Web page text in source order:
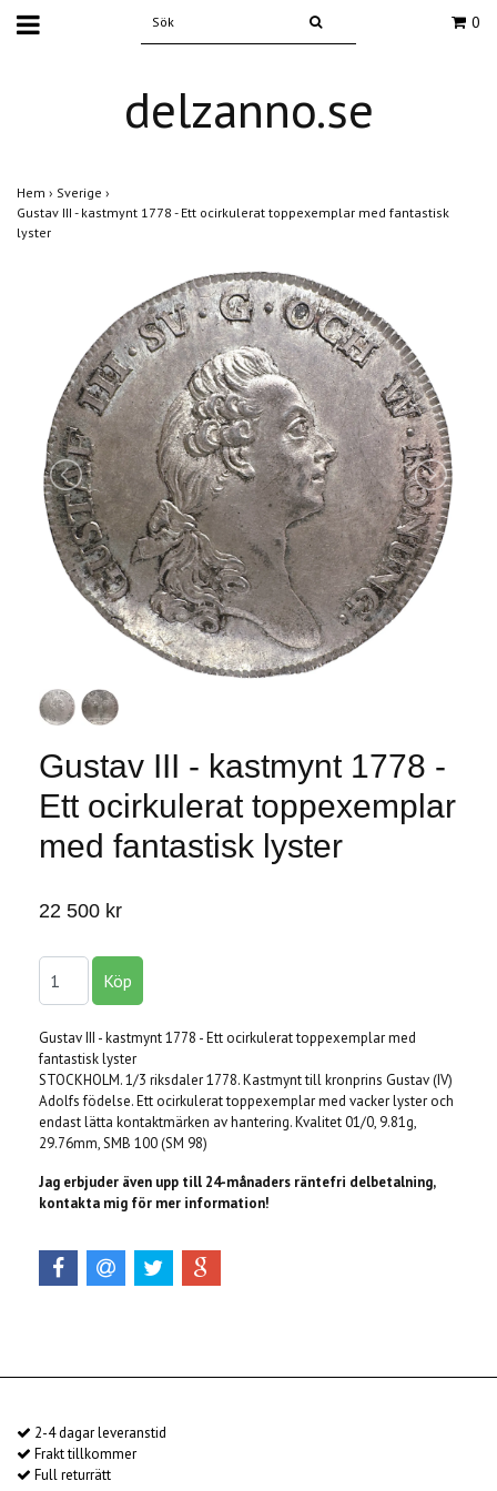
0
delzanno.se
Hem › Sverige ›
Gustav III - kastmynt 1778 - Ett ocirkulerat toppexemplar med fantastisk
lyster
Gustav III - kastmynt 1778 -
Ett ocirkulerat toppexemplar
med fantastisk lyster
22 500 kr
Gustav III - kastmynt 1778 - Ett ocirkulerat toppexemplar med
fantastisk lyster
STOCKHOLM. 1/3 riksdaler 1778. Kastmynt till kronprins Gustav (IV)
Adolfs födelse. Ett ocirkulerat toppexemplar med vacker lyster och
endast lätta kontaktmärken av hantering. Kvalitet 01/0, 9.81g,
29.76mm, SMB 100 (SM 98)
Jag erbjuder även upp till 24-månaders räntefri delbetalning,
kontakta mig för mer information!
2-4 dagar leveranstid
Frakt tillkommer
Full returrätt